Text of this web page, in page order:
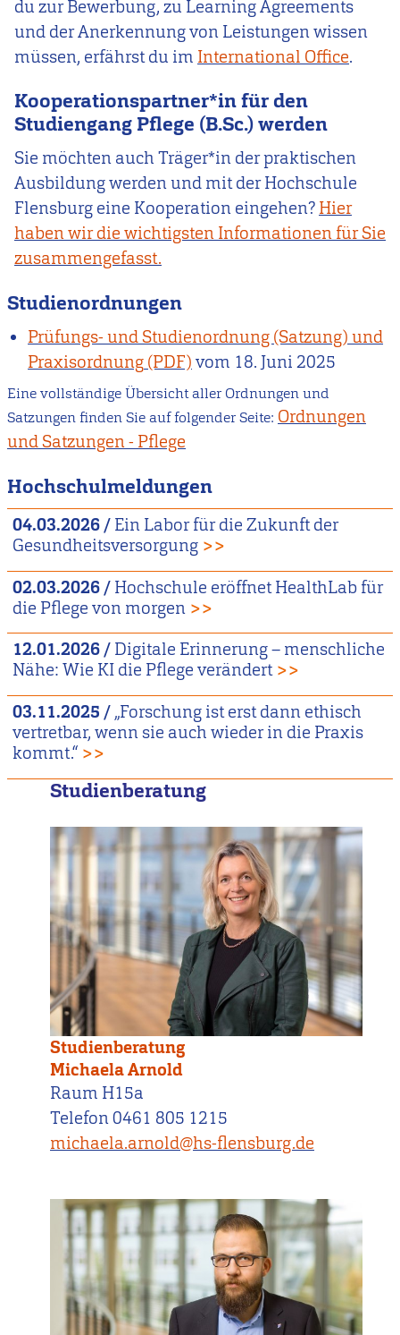
du zur Bewerbung, zu Learning Agreements
und der Anerkennung von Leistungen wissen
müssen, erfährst du im International Office.
Kooperationspartner*in für den
Studiengang Pflege (B.Sc.) werden
Sie möchten auch Träger*in der praktischen
Ausbildung werden und mit der Hochschule
Flensburg eine Kooperation eingehen? Hier
haben wir die wichtigsten Informationen für Sie
zusammengefasst.
Studienordnungen
Prüfungs- und Studienordnung (Satzung) und
Praxisordnung
vom 18. Juni 2025
Eine vollständige Übersicht aller Ordnungen und
Satzungen finden Sie auf folgender Seite: Ordnungen
und Satzungen - Pflege
Hochschulmeldungen
04.03.2026 / Ein Labor für die Zukunft der
Gesundheitsversorgung >>
02.03.2026 / Hochschule eröffnet HealthLab für
die Pflege von morgen >>
12.01.2026/ Digitale Erinnerung – menschliche
Nähe: Wie KI die Pflege verändert >>
03.11.2025 / „Forschung ist erst dann ethisch
vertretbar, wenn sie auch wieder in die Praxis
kommt.“ >>
Studienberatung
Studienberatung
Michaela Arnold
Raum H15a
Telefon 0461 805 1215
michaela.arnold@hs-flensburg.de